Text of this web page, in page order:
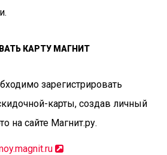
КАРТУ МАГНИТ
зарегистрировать
карты, создав личный
на сайте Магнит.ру.